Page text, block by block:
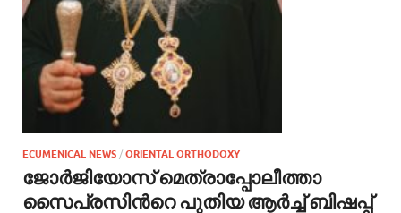
ECUMENICAL NEWS / ORIENTAL ORTHODOXY
ജോര്‍ജിയോസ് മെത്രാപ്പോലീത്താ
സൈപ്രസിന്‍റെ പുതിയ ആര്‍ച്ച് ബിഷപ്പ്